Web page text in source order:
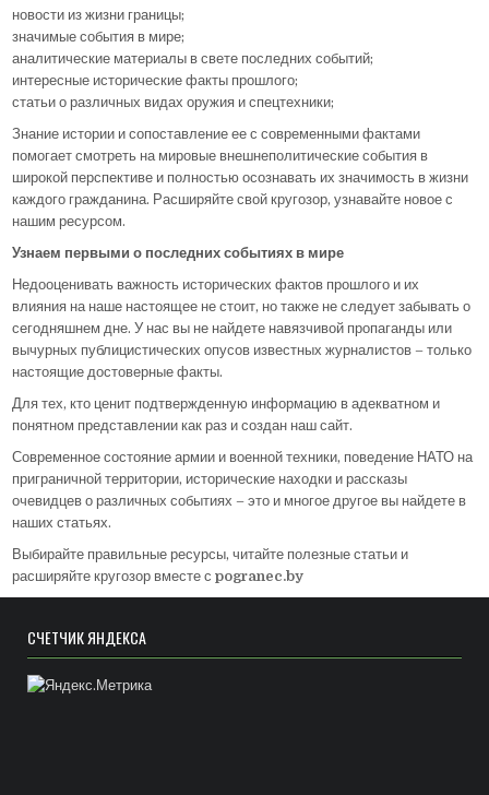
новости из жизни границы;
значимые события в мире;
аналитические материалы в свете последних событий;
интересные исторические факты прошлого;
статьи о различных видах оружия и спецтехники;
Знание истории и сопоставление ее с современными фактами
помогает смотреть на мировые внешнеполитические события в
широкой перспективе и полностью осознавать их значимость в жизни
каждого гражданина. Расширяйте свой кругозор, узнавайте новое с
нашим ресурсом.
Узнаем первыми о последних событиях в мире
Недооценивать важность исторических фактов прошлого и их
влияния на наше настоящее не стоит, но также не следует забывать о
сегодняшнем дне. У нас вы не найдете навязчивой пропаганды или
вычурных публицистических опусов известных журналистов – только
настоящие достоверные факты.
Для тех, кто ценит подтвержденную информацию в адекватном и
понятном представлении как раз и создан наш сайт.
Современное состояние армии и военной техники, поведение НАТО на
приграничной территории, исторические находки и рассказы
очевидцев о различных событиях – это и многое другое вы найдете в
наших статьях.
Выбирайте правильные ресурсы, читайте полезные статьи и
расширяйте кругозор вместе сpogranec.by
СЧЁТЧИК ЯНДЕКСА